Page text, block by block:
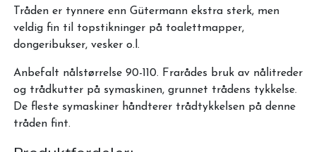
Tråden er tynnere enn Gütermann ekstra sterk, men
veldig fin til topstikninger på toalettmapper,
dongeribukser, vesker o.l.
Anbefalt nålstørrelse 90-110. Frarådes bruk av nålitreder
og trådkutter på symaskinen, grunnet trådens tykkelse.
De fleste symaskiner håndterer trådtykkelsen på denne
tråden fint.